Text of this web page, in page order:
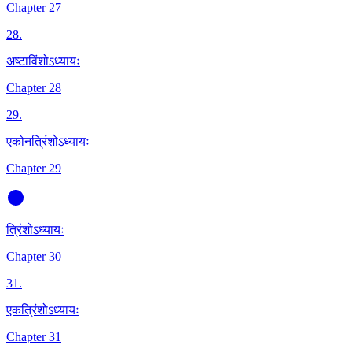
Chapter 27
28.
अष्टाविंशोऽध्यायः
Chapter 28
29.
एकोनत्रिंशोऽध्यायः
Chapter 29
त्रिंशोऽध्यायः
Chapter 30
31.
एकत्रिंशोऽध्यायः
Chapter 31